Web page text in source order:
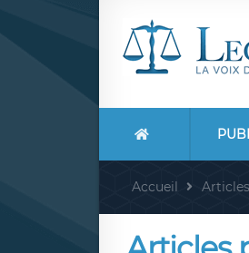
Accueil Articles